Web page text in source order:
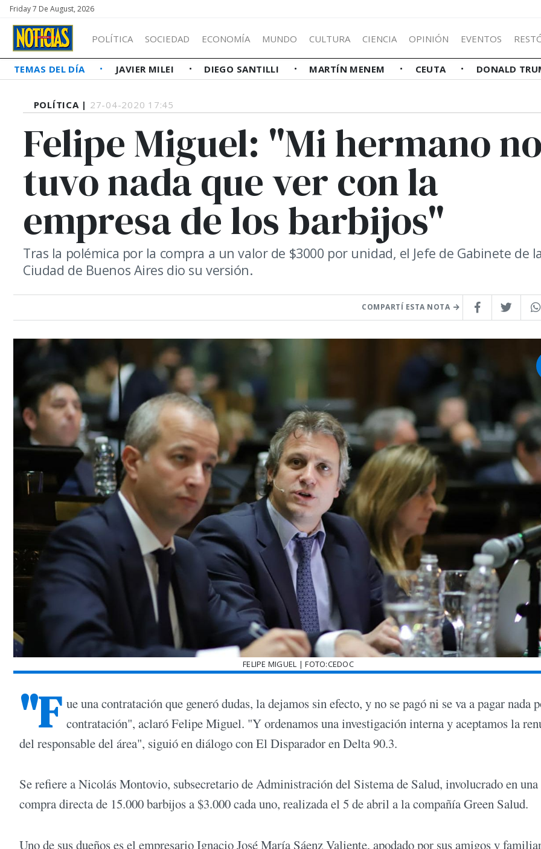
Friday 7 De August, 2026
POLÍTICA SOCIEDAD ECONOMÍA MUNDO CULTURA CIENCIA OPINIÓN EVENTOS
TEMAS DEL DÍA JAVIER MILEI DIEGO SANTILLI MARTÍN MENEM CEUTA DONALD
POLÍTICA | 27-04-2020 17:45
Felipe Miguel: "Mi hermano
tuvo nada que ver con la
empresa de los barbijos"
Tras la polémica por la compra a un valor de $3000 por unidad, el Jefe de Gabinete de
Ciudad de Buenos Aires dio su versión.
COMPARTÍ ESTA NOTA
FELIPE MIGUEL | FOTO:CEDOC
"F ue una contratación que generó dudas, la dejamos sin efecto, y no se pagó ni se va a pagar nada
contratación", aclaró Felipe Miguel. "Y ordenamos una investigación interna y aceptamos la
del responsable del área", siguió en diálogo con El Disparador en Delta 90.3.
Se refiere a Nicolás Montovio, subsecretario de Administración del Sistema de Salud, involucrado en una
compra directa de 15.000 barbijos a $3.000 cada uno, realizada el 5 de abril a la compañía Green Salud.
Uno de sus dueños es el empresario Ignacio José María Sáenz Valiente, apodado por sus amigos y